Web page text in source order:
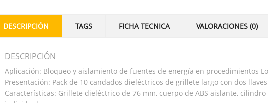
DESCRIPCIÓN TAGS FICHA TECNICA VALORACIONES (0)
DESCRIPCIÓN
Aplicación: Bloqueo y aislamiento de fuentes de energía en procedimientos
Presentación: Pack de 10 candados dieléctricos de grillete largo con dos
Características: Grillete dieléctrico de 76 mm, cuerpo de ABS aislante,